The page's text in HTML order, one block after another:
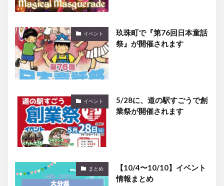
イベント
玖珠町で『第76回日本童話
祭』が開催されます
イベント
5/28に、道の駅すごうで創
業祭が開催されます
まとめ
【10/4〜10/10】イベント
情報まとめ